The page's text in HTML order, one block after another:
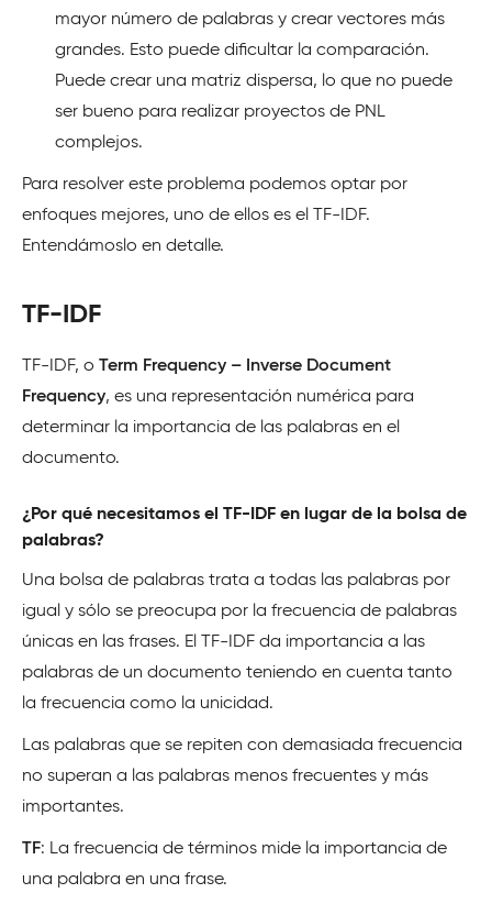
mayor número de palabras y crear vectores más
grandes. Esto puede dificultar la comparación.
Puede crear una matriz dispersa, lo que no puede
ser bueno para realizar proyectos de PNL
complejos.
Para resolver este problema podemos optar por
enfoques mejores, uno de ellos es el TF-IDF.
Entendámoslo en detalle.
TF-IDF
TF-IDF, o Term Frequency – Inverse Document
Frequency, es una representación numérica para
determinar la importancia de las palabras en el
documento.
¿Por qué necesitamos el TF-IDF en lugar de la bolsa de
palabras?
Una bolsa de palabras trata a todas las palabras por
igual y sólo se preocupa por la frecuencia de palabras
únicas en las frases. El TF-IDF da importancia a las
palabras de un documento teniendo en cuenta tanto
la frecuencia como la unicidad.
Las palabras que se repiten con demasiada frecuencia
no superan a las palabras menos frecuentes y más
importantes.
TF: La frecuencia de términos mide la importancia de
una palabra en una frase.